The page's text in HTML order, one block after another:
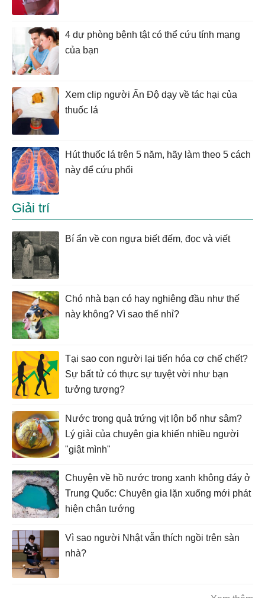
4 dự phòng bệnh tật có thể cứu tính mạng
của bạn
Xem clip người Ấn Độ dạy về tác hại của
thuốc lá
Hút thuốc lá trên 5 năm, hãy làm theo 5 cách
này để cứu phổi
Giải trí
Bí ẩn về con ngựa biết đếm, đọc và viết
Chó nhà bạn có hay nghiêng đầu như thế
này không? Vì sao thế nhỉ?
Tại sao con người lại tiến hóa cơ chế chết?
Sự bất tử có thực sự tuyệt vời như bạn
tưởng tượng?
Nước trong quả trứng vịt lộn bổ như sâm?
Lý giải của chuyên gia khiến nhiều người
"giật mình"
Chuyện về hồ nước trong xanh không đáy ở
Trung Quốc: Chuyên gia lặn xuống mới phát
hiện chân tướng
Vì sao người Nhật vẫn thích ngồi trên sàn
nhà?